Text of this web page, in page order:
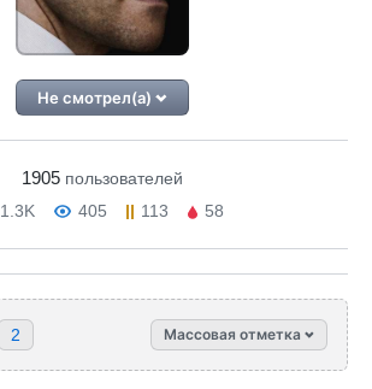
Не смотрел(а)
1905 пользователей
1.3K
405 113 58
2 Массовая отметка